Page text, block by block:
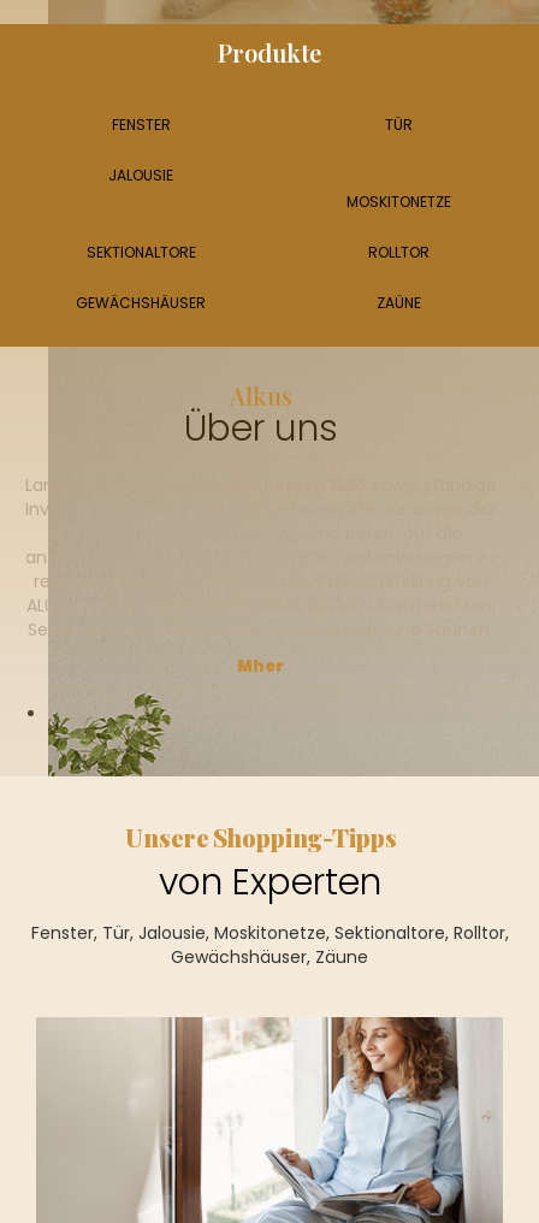
Produkte
FENSTER TÜR
JALOUSIE
MOSKITONETZE
SEKTIONALTORE ROLLTOR
GEWÄCHSHÄUSER ZAÜNE
Alkus
Über uns
Langjährige Garantie, Erfahrung seit 1996 sowie ständige
Investitionen in Technik und Personal sind nur einige der
anspruchsvollsten und komplexesten Anforderungen zu
reagieren. Wir sind spezialisiert auf die Herstellung von
ALU- und PVC-Tischlerei sowie Rollläden, Moskitonetzen,
Sektional- und Rolltoren, Gewächshäusern und Zäunen.
Mher
Unsere Shopping-Tipps
von Experten
Fenster, Tür, Jalousie, Moskitonetze, Sektionaltore, Rolltor,
Gewächshäuser, Zäune